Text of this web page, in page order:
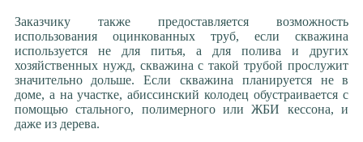
Заказчику также предоставляется возможность
использования оцинкованных труб, если скважина
используется не для питья, а для полива и других
хозяйственных нужд, скважина с такой трубой прослужит
значительно дольше. Если скважина планируется не в
доме, а на участке, абиссинский колодец обустраивается с
помощью стального, полимерного или ЖБИ кессона, и
даже из дерева.